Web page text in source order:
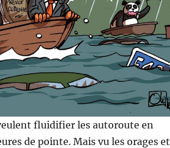
fluidifier les autoroute en
de pointe. Mais vu les orages et